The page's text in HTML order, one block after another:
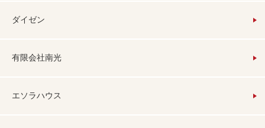
ダイゼン
有限会社南光
エソラハウス